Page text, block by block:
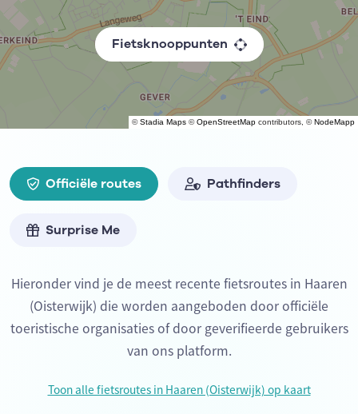
©Stadia Maps ©OpenStreetMap contributors, ©NodeMapp
Fietsknooppunten
Officiële routes Pathfinders
Surprise Me
Hieronder vind je de meest recente fietsroutes in Haaren
(Oisterwijk) die worden aangeboden door officiële
toeristische organisaties of door geverifieerde gebruikers
van ons platform.
Toon alle fietsroutes in Haaren (Oisterwijk) op kaart